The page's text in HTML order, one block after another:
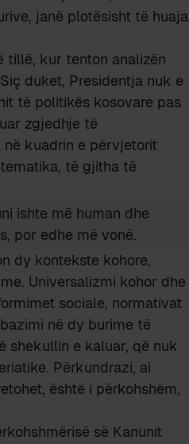
janë plotësisht të huaja
tillë, kur tenton analizën
duket, Presidentja nuk e
të politikës kosovare pas
zgjedhje të
në kuadrin e përvjetorit
të gjitha të
ishte më human dhe
por edhe më vonë.
dy kontekste kohore,
Universalizmi kohor dhe
sociale, normativat
në dy burime të
shekullin e kaluar, që nuk
Përkundrazi, ai
është i përkohshëm,
së Kanunit